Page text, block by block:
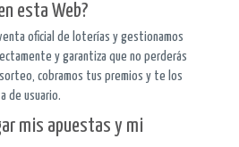
esta Web?
oficial de loterías y gestionamos
y garantiza que no perderás
cobramos tus premios y te los
de usuario.
mis apuestas y mi